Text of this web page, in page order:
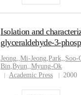
Isolation and
glyceraldehyde-3-
Jeong,,Mi-Jeong,Park,,Soo-
Bin,Byun,,Myung-Ok
Academic Press
2000